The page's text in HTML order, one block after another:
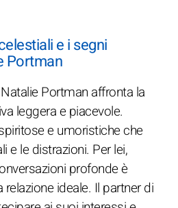
e i segni
Portman
Portman affronta la
leggera e piacevole.
e umoristiche che
e le distrazioni. Per lei,
profonde è
ideale. Il partner di